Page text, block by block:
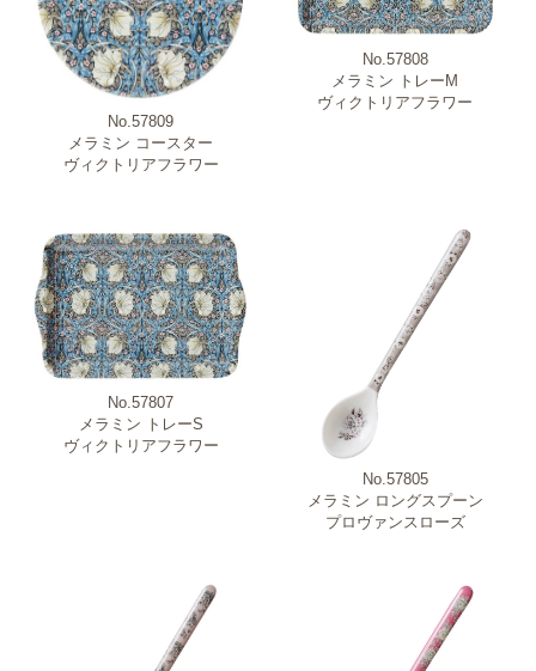
No.57809
メラミン コースター
ヴィクトリアフラワー
No.57808
メラミン トレーM
ヴィクトリアフラワー
No.57807
メラミン トレーS
ヴィクトリアフラワー
No.57805
メラミン ロングスプーン
プロヴァンスローズ